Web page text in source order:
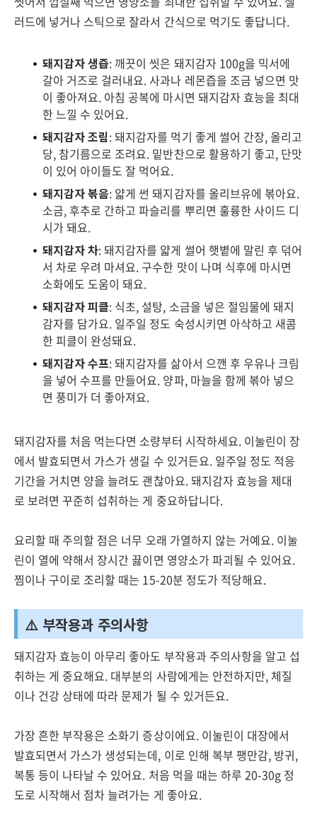
러드에 넣거나 스틱으로 잘라서 간식으로 먹기도 좋답니다.
돼지감자 생즙: 깨끗이 씻은 돼지감자 100g을 믹서에
갈아 거즈로 걸러내요. 사과나 레몬즙을 조금 넣으면 맛
이 좋아져요. 아침 공복에 마시면 돼지감자 효능을 최대
한 느낄 수 있어요.
돼지감자 조림: 돼지감자를 먹기 좋게 썰어 간장, 올리고
당, 참기름으로 조려요. 밑반찬으로 활용하기 좋고, 단맛
이 있어 아이들도 잘 먹어요.
돼지감자 볶음: 얇게 썬 돼지감자를 올리브유에 볶아요.
소금, 후추로 간하고 파슬리를 뿌리면 훌륭한 사이드 디
시가 돼요.
돼지감자 차: 돼지감자를 얇게 썰어 햇볕에 말린 후 덖어
서 차로 우려 마셔요. 구수한 맛이 나며 식후에 마시면
소화에도 도움이 돼요.
돼지감자 피클: 식초, 설탕, 소금을 넣은 절임물에 돼지
감자를 담가요. 일주일 정도 숙성시키면 아삭하고 새콤
한 피클이 완성돼요.
돼지감자 수프: 돼지감자를 삶아서 으깬 후 우유나 크림
을 넣어 수프를 만들어요. 양파, 마늘을 함께 볶아 넣으
면 풍미가 더 좋아져요.
돼지감자를 처음 먹는다면 소량부터 시작하세요. 이눌린이 장
에서 발효되면서 가스가 생길 수 있거든요. 일주일 정도 적응
기간을 거치면 양을 늘려도 괜찮아요. 돼지감자 효능을 제대
로 보려면 꾸준히 섭취하는 게 중요하답니다.
요리할 때 주의할 점은 너무 오래 가열하지 않는 거예요. 이눌
린이 열에 약해서 장시간 끓이면 영양소가 파괴될 수 있어요.
찜이나 구이로 조리할 때는 15-20분 정도가 적당해요.
⚠️ 부작용과 주의사항
돼지감자 효능이 아무리 좋아도 부작용과 주의사항을 알고 섭
취하는 게 중요해요. 대부분의 사람에게는 안전하지만, 체질
이나 건강 상태에 따라 문제가 될 수 있거든요.
가장 흔한 부작용은 소화기 증상이에요. 이눌린이 대장에서
발효되면서 가스가 생성되는데, 이로 인해 복부 팽만감, 방귀,
복통 등이 나타날 수 있어요. 처음 먹을 때는 하루 20-30g 정
도로 시작해서 점차 늘려가는 게 좋아요.